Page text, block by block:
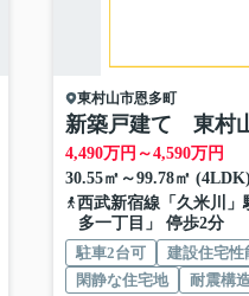
東村山市恩多町
新築戸建て 東村
4,490万円～4,590万円
30.55㎡～99.78㎡
西武新宿線「 久米川
多一丁目」 停歩2分
駐車2台可
建設住宅性
閑静な住宅地
耐震構